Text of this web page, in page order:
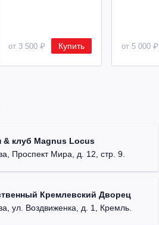
от 3 500 ₽ Купить от 5 000 ₽
& клуб Magnus Locus
Проспект Мира, д. 12, стр. 9.
Кремлевский Дворец
ул. Воздвиженка, д. 1, Кремль.